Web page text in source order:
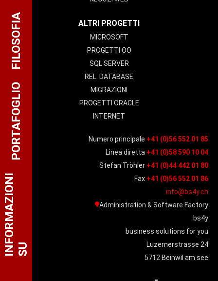
ALTRI PROGETTI
MICROSOFT
PROGETTI OO
SQL SERVER
REL. DATABASE
MIGRAZIONI
PROGETTI ORACLE
INTERNET
Numero principale +41 (0)56 552 01 85
Linea diretta +41 (0)58 590 10 04
Stefan Tröhler +41 (0)44 442 01 80
Fax +41 (0)56 552 01 86
info@bs4y.ch
Administration & Software Factory
bs4y
business solutions for you
Luzernerstrasse 24
5712 Beinwil am see
I
N
F
O
R
M
A
Z
I
O
N
I
S U
PORTAFOGLIO
FILOSOFIA